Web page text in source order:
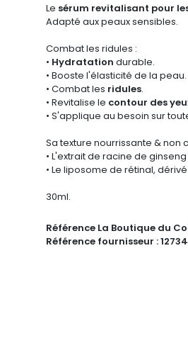
Le sérum revitalisant pour
Adapté aux peaux sensibles.
Combat les ridules :
• Hydratation durable.
• Booste l'élasticité de la peau.
• Combat les ridules.
• Revitalise le contour des
• S'applique au besoin sur
Sa texture nourrissante & non
• L'extrait de racine de
• Le liposome de rétinal,
30ml.
Référence La Boutique du
Référence fournisseur :12734